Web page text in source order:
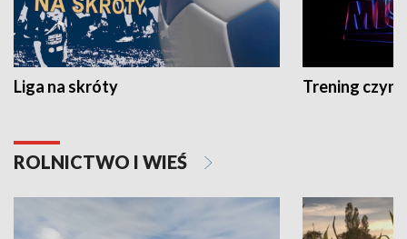
Liga na skróty Trening czyni
ROLNICTWO I WIEŚ